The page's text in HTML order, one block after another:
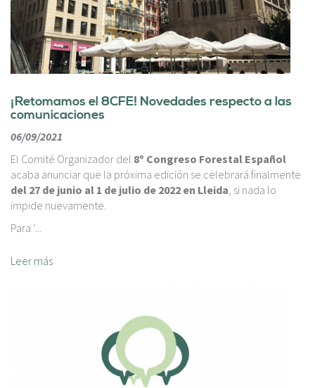
¡Retomamos el 8CFE! Novedades respecto a las
comunicaciones
06/09/2021
El Comité Organizador del 8º Congreso Forestal Español
acaba anunciar que la próxima edición se celebrará finalmente
del 27 de junio al 1 de julio de 2022 en Lleida, si nada lo
impide nuevamente.
Para ‘...
Leer más